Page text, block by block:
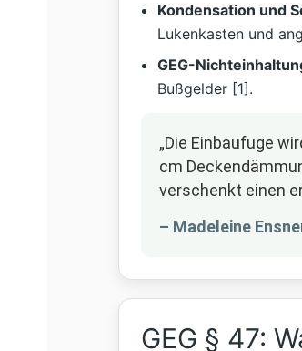
Kondensation und
Lukenkasten und
GEG-
Bußgelder [1].
„Die Einbaufuge
cm
verschenkt einen
– Madeleine
GEG § 47: